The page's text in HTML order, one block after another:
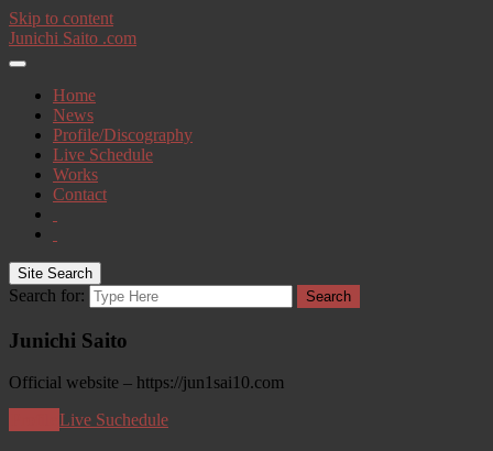
Skip to content
Junichi Saito .com
Home
News
Profile/Discography
Live Schedule
Works
Contact
Site Search
Search for: Search
Junichi Saito
Official website – https://jun1sai10.com
Live Suchedule